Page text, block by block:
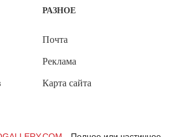
РАЗНОЕ
Почта
Реклама
Карта сайта